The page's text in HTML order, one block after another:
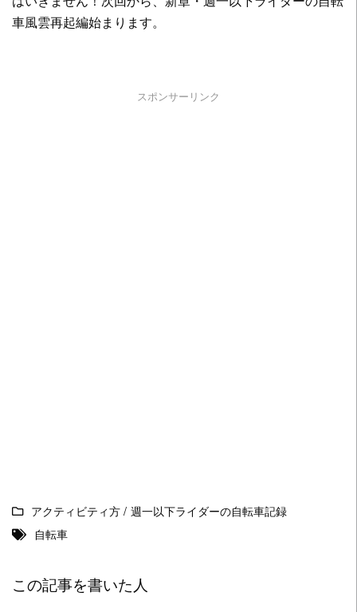
車風雲再起編始まります。
スポンサーリンク
アクティビティ方/ 週一以下ライダーの自転車記録
自転車
この記事を書いた人